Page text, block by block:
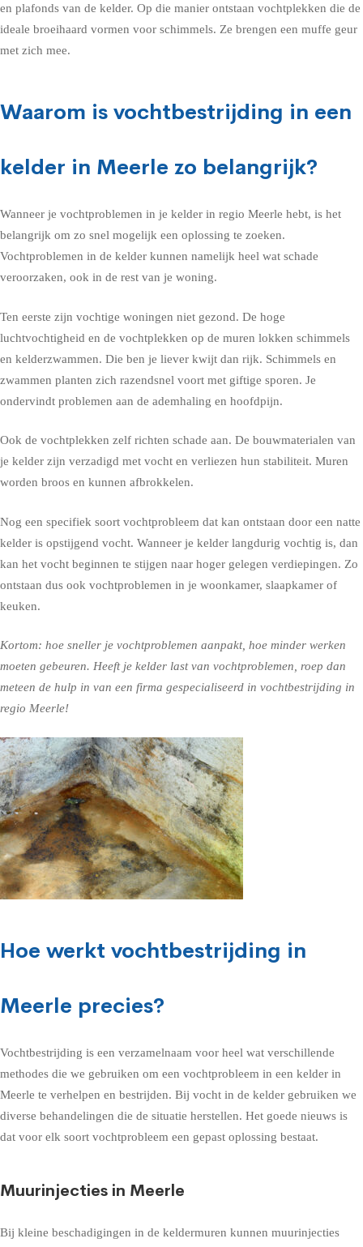
en plafonds van de kelder. Op die manier ontstaan vochtplekken die de
ideale broeihaard vormen voor schimmels. Ze brengen een muffe geur
met zich mee.
Waarom is vochtbestrijding in een
kelder in Meerle zo belangrijk?
Wanneer je vochtproblemen in je kelder in regio Meerle hebt, is het
belangrijk om zo snel mogelijk een oplossing te zoeken.
Vochtproblemen in de kelder kunnen namelijk heel wat schade
veroorzaken, ook in de rest van je woning.
Ten eerste zijn vochtige woningen niet gezond. De hoge
luchtvochtigheid en de vochtplekken op de muren lokken schimmels
en kelderzwammen. Die ben je liever kwijt dan rijk. Schimmels en
zwammen planten zich razendsnel voort met giftige sporen. Je
ondervindt problemen aan de ademhaling en hoofdpijn.
Ook de vochtplekken zelf richten schade aan. De bouwmaterialen van
je kelder zijn verzadigd met vocht en verliezen hun stabiliteit. Muren
worden broos en kunnen afbrokkelen.
Nog een specifiek soort vochtprobleem dat kan ontstaan door een natte
kelder is opstijgend vocht. Wanneer je kelder langdurig vochtig is, dan
kan het vocht beginnen te stijgen naar hoger gelegen verdiepingen. Zo
ontstaan dus ook vochtproblemen in je woonkamer, slaapkamer of
keuken.
Kortom: hoe sneller je vochtproblemen aanpakt, hoe minder werken
moeten gebeuren. Heeft je kelder last van vochtproblemen, roep dan
meteen de hulp in van een firma gespecialiseerd in vochtbestrijding in
regio Meerle!
Hoe werkt vochtbestrijding in
Meerle precies?
Vochtbestrijding is een verzamelnaam voor heel wat verschillende
methodes die we gebruiken om een vochtprobleem in een kelder in
Meerle te verhelpen en bestrijden. Bij vocht in de kelder gebruiken we
diverse behandelingen die de situatie herstellen. Het goede nieuws is
dat voor elk soort vochtprobleem een gepast oplossing bestaat.
Muurinjecties in Meerle
Bij kleine beschadigingen in de keldermuren kunnen muurinjecties